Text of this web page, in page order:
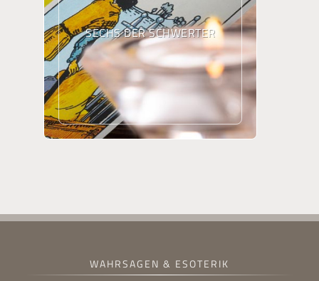
SECHS DER SCHWERTER
WAHRSAGEN & ESOTERIK